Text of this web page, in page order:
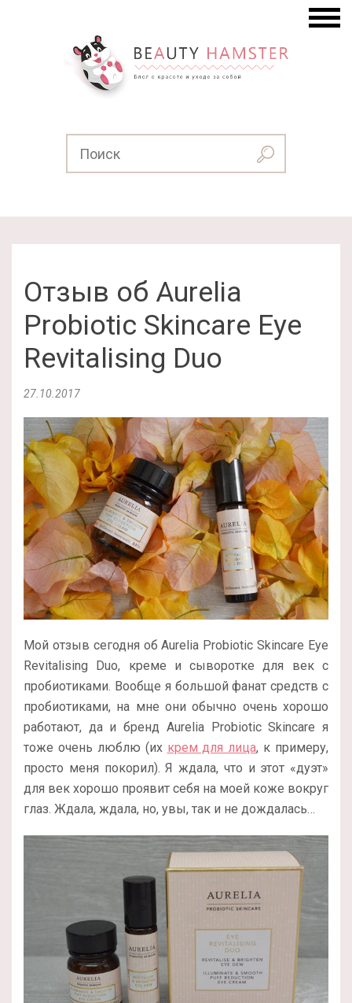
Отзыв об Aurelia
Probiotic Skincare Eye
Revitalising Duo
27.10.2017
Мой отзыв сегодня об Aurelia Probiotic Skincare Eye
Revitalising Duo, креме и сыворотке для век с
пробиотиками. Вообще я большой фанат средств с
пробиотиками, на мне они обычно очень хорошо
работают, да и бренд Aurelia Probiotic Skincare я
тоже очень люблю (их крем для лица, к примеру,
просто меня покорил). Я ждала, что и этот «дуэт»
для век хорошо проявит себя на моей коже вокруг
глаз. Ждала, ждала, но, увы, так и не дождалась…